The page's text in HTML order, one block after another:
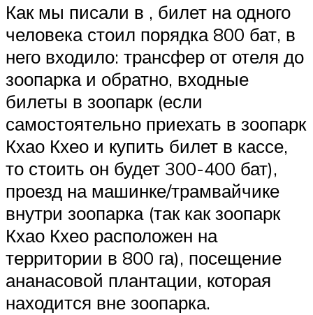
Как мы писали в , билет на одного
человека стоил порядка 800 бат, в
него входило: трансфер от отеля до
зоопарка и обратно, входные
билеты в зоопарк (если
самостоятельно приехать в зоопарк
Кхао Кхео и купить билет в кассе,
то стоить он будет 300-400 бат),
проезд на машинке/трамвайчике
внутри зоопарка (так как зоопарк
Кхао Кхео расположен на
территории в 800 га), посещение
ананасовой плантации, которая
находится вне зоопарка.